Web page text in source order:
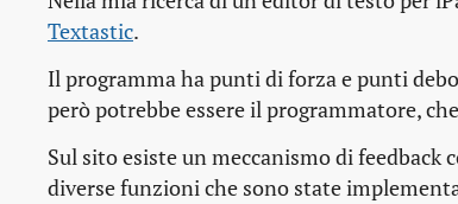
Textastic.
Il programma ha punti di forza e punti
però potrebbe essere il programmatore,
Sul sito esiste un meccanismo difeedback
diverse funzioni che sono state